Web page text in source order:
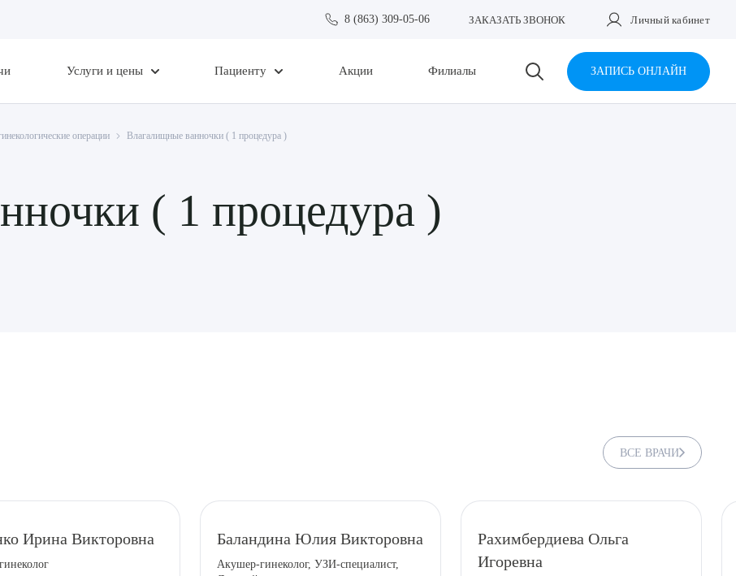
8 (863) 309-05-06 ЗАКАЗАТЬ ЗВОНОК Личный кабинет
Услуги и цены Пациенту Акции Филиалы ЗАПИСЬ ОНЛАЙН
операции Влагалищные ванночки ( 1 процедура )
( 1 процедура )
ВСЕ ВРАЧИ
Ирина Викторовна Баландина Юлия Викторовна
Акушер-гинеколог, УЗИ-специалист,
Рахимбердиева Ольга
Игоревна
сопутствующую услугу